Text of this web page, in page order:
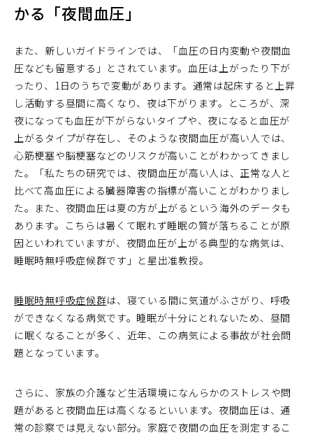
かる「夜間血圧」
また、新しいガイドラインでは、「血圧の日内変動や夜間血
圧なども留意する」とされています。血圧は上がったり下が
ったり、1日のうちで変動があります。通常は起床すると上昇
し活動する昼間に高くなり、夜は下がります。ところが、深
夜になっても血圧が下がらないタイプや、夜になると血圧が
上がるタイプが存在し、そのような夜間血圧が高い人では、
心筋梗塞や脳梗塞などのリスクが高いことがわかってきまし
た。「私たちの研究では、夜間血圧が高い人は、正常な人と
比べて高血圧による臓器障害の指標が高いことがわかりまし
た。また、夜間血圧は夏の方が上がるという海外のデータも
あります。こちらは暑くて眠れず睡眠の質が落ちることが原
因といわれていますが、夜間血圧が上がる典型的な病気は、
睡眠時無呼吸症候群です」と星出准教授。
睡眠時無呼吸症候群は、寝ている間に気道がふさがり、呼吸
ができなくなる病気です。睡眠が十分にとれないため、昼間
に眠くなることが多く、近年、この病気による事故が社会問
題となっています。
さらに、家族の介護など生活環境になんらかのストレスや問
題があると夜間血圧は高くなるといいます。夜間血圧は、通
常の診察では見えない部分。家庭で夜間の血圧を測定するこ